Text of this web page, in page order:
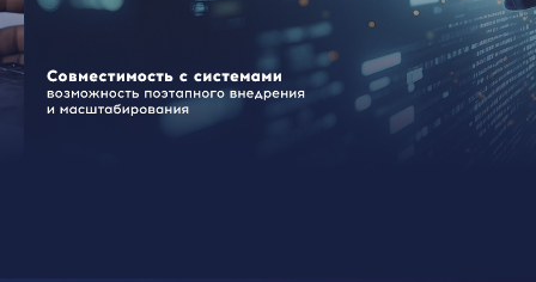
иное использование контента и объектов допускается исключительно при
условии получения предварительного разрешения от правообладателя или
Общество с ограниченной ответственностью «ЭСФИ»
ИНН: 4632283907
КПП: 463201001
ОГРН: 40702810102500107203
ОКВЭД: 72.19 «Научные исследования и разработки в области естественных